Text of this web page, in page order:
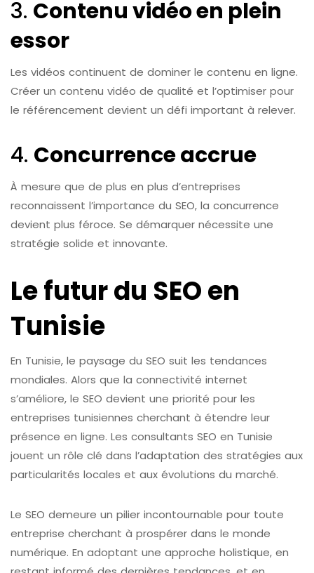
3. Contenu vidéo en plein
essor
Les vidéos continuent de dominer le contenu en ligne.
Créer un contenu vidéo de qualité et l’optimiser pour
le référencement devient un défi important à relever.
4. Concurrence accrue
À mesure que de plus en plus d’entreprises
reconnaissent l’importance du SEO, la concurrence
devient plus féroce. Se démarquer nécessite une
stratégie solide et innovante.
Le futur du SEO en
Tunisie
En Tunisie, le paysage du SEO suit les tendances
mondiales. Alors que la connectivité internet
s’améliore, le SEO devient une priorité pour les
entreprises tunisiennes cherchant à étendre leur
présence en ligne. Les consultants SEO en Tunisie
jouent un rôle clé dans l’adaptation des stratégies aux
particularités locales et aux évolutions du marché.
Le SEO demeure un pilier incontournable pour toute
entreprise cherchant à prospérer dans le monde
numérique. En adoptant une approche holistique, en